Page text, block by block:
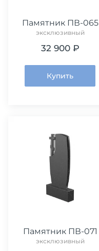
Памятник ПВ-065
эксклюзивный
32 900 ₽
Купить
Памятник ПВ-071
эксклюзивный